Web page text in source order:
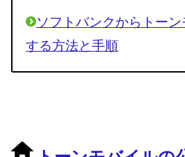
ソフトバンクからトー
する方法と手順